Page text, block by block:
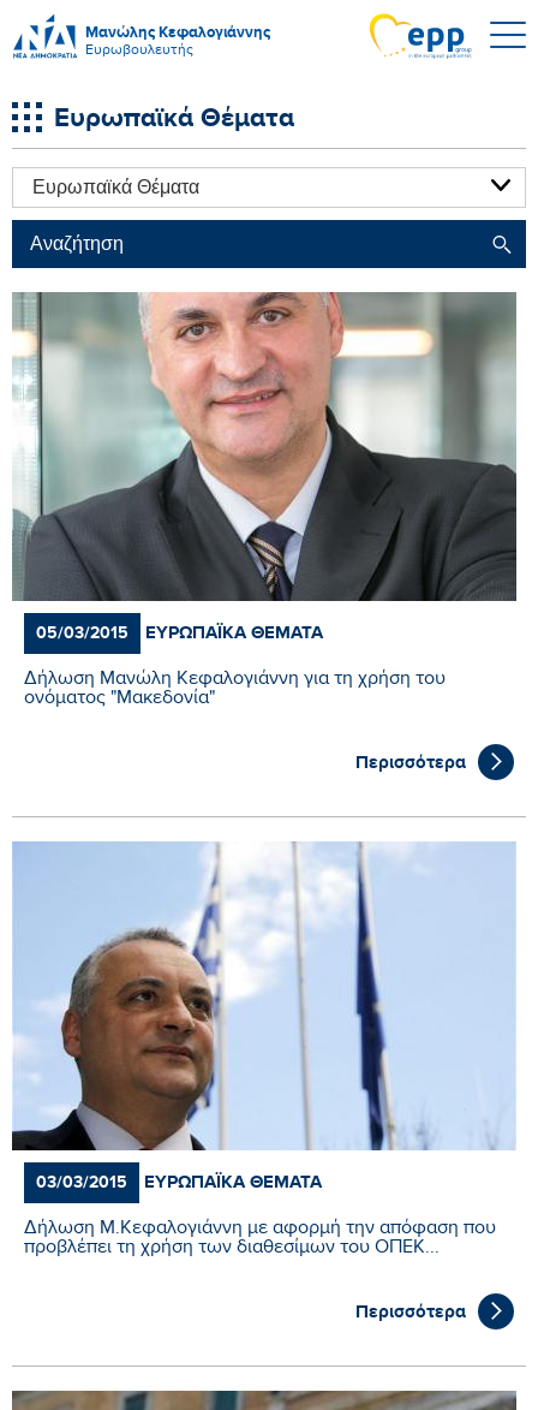
Μανώλης Κεφαλογιάννης
Ευρωβουλευτής
Ευρωπαϊκά Θέματα
05/03/2015 ΕΥΡΩΠΑΪΚΆ ΘΈΜΑΤΑ
Δήλωση Μανώλη Κεφαλογιάννη για τη χρήση του
ονόματος "Μακεδονία"
Περισσότερα
03/03/2015 ΕΥΡΩΠΑΪΚΆ ΘΈΜΑΤΑ
Δήλωση Μ.Κεφαλογιάννη με αφορμή την απόφαση που
προβλέπει τη χρήση των διαθεσίμων του ΟΠΕΚ...
Περισσότερα